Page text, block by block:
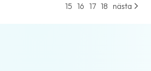
15 16 17 18 nästa